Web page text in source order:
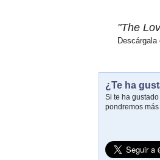
"The
Descárgala
¿Te ha
Si te ha
pondremos